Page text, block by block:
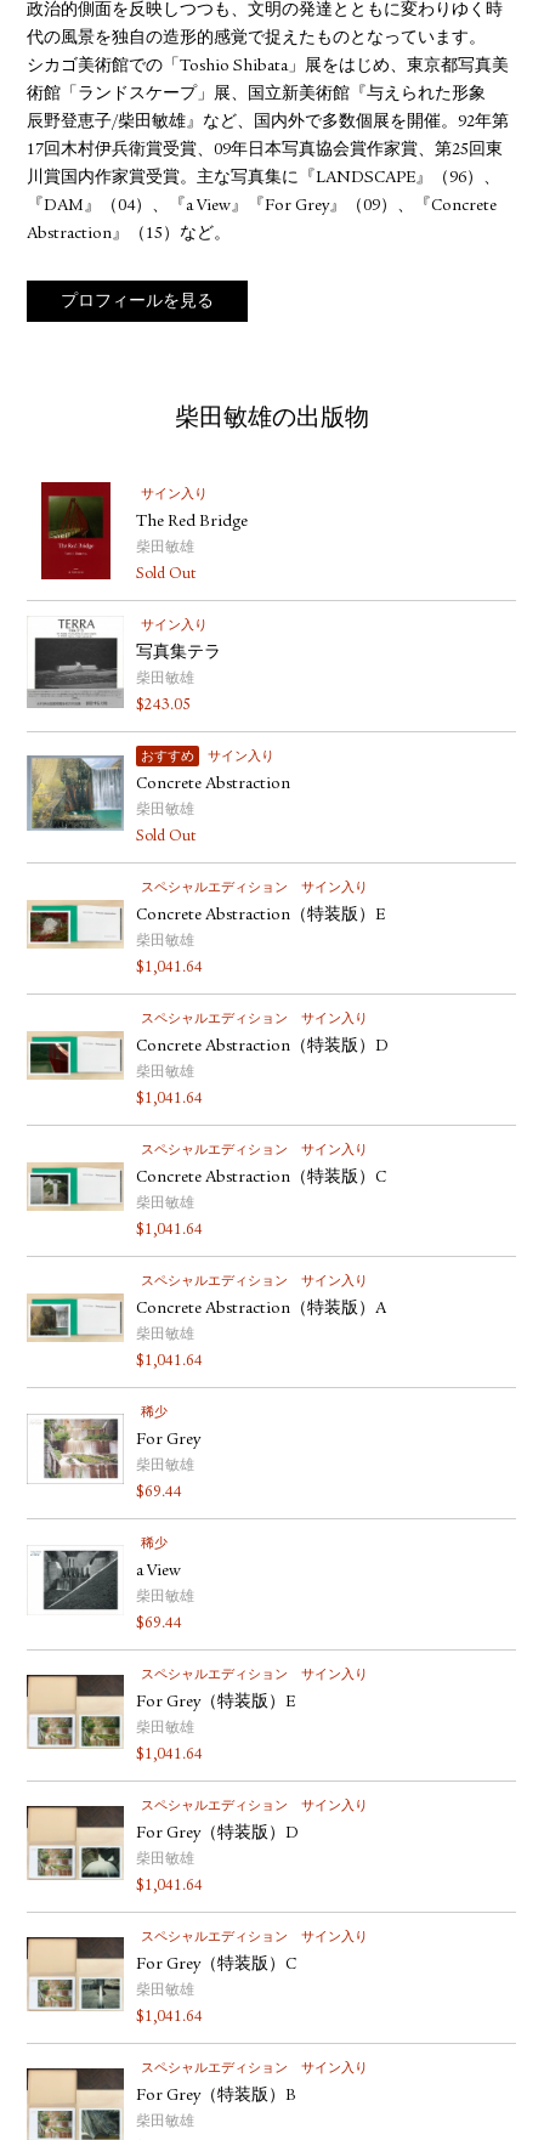
政治的側面を反映しつつも、文明の発達とともに変わりゆく時
代の風景を独自の造形的感覚で捉えたものとなっています。
シカゴ美術館での「Toshio Shibata」展をはじめ、東京都写真美
術館「ランドスケープ」展、国立新美術館『与えられた形象
辰野登恵子/柴田敏雄』など、国内外で多数個展を開催。92年第
17回木村伊兵衛賞受賞、09年日本写真協会賞作家賞、第25回東
川賞国内作家賞受賞。主な写真集に『LANDSCAPE』（96）、
『DAM』（04）、『a View』『For Grey』（09）、『Concrete
Abstraction』（15）など。
プロフィールを見る
柴田敏雄の出版物
サイン入り
The Red Bridge
柴田敏雄
Sold Out
サイン入り
写真集テラ
柴田敏雄
$243.05
おすすめ サイン入り
Concrete Abstraction
柴田敏雄
Sold Out
スペシャルエディション サイン入り
Concrete Abstraction（特装版）E
柴田敏雄
$1,041.64
スペシャルエディション サイン入り
Concrete Abstraction（特装版）D
柴田敏雄
$1,041.64
スペシャルエディション サイン入り
Concrete Abstraction（特装版）C
柴田敏雄
$1,041.64
スペシャルエディション サイン入り
Concrete Abstraction（特装版）A
柴田敏雄
$1,041.64
稀少
For Grey
柴田敏雄
$69.44
稀少
a View
柴田敏雄
$69.44
スペシャルエディション サイン入り
For Grey（特装版）E
柴田敏雄
$1,041.64
スペシャルエディション サイン入り
For Grey（特装版）D
柴田敏雄
$1,041.64
スペシャルエディション サイン入り
For Grey（特装版）C
柴田敏雄
$1,041.64
スペシャルエディション サイン入り
For Grey（特装版）B
柴田敏雄